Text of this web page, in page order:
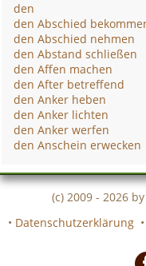
den
den Abschied
den Abschied nehmen
den Abstand schließen
den Affen machen
den After betreffend
den Anker heben
den Anker lichten
den Anker werfen
den Anschein erwecken
(c) 2009 - 2026 by
• Datenschutzerklärung •